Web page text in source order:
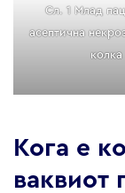
Сл. 1 Млад
асептична
колка
Кога е
ваквиот